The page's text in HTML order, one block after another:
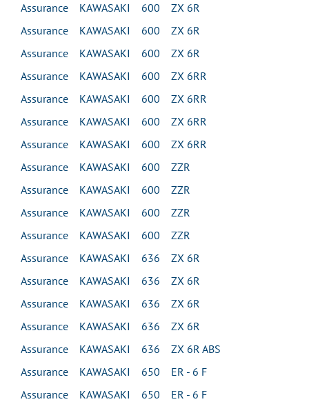
Assurance KAWASAKI 600 ZX 6R
Assurance KAWASAKI 600 ZX 6R
Assurance KAWASAKI 600 ZX 6R
Assurance KAWASAKI 600 ZX 6RR
Assurance KAWASAKI 600 ZX 6RR
Assurance KAWASAKI 600 ZX 6RR
Assurance KAWASAKI 600 ZX 6RR
Assurance KAWASAKI 600 ZZR
Assurance KAWASAKI 600 ZZR
Assurance KAWASAKI 600 ZZR
Assurance KAWASAKI 600 ZZR
Assurance KAWASAKI 636 ZX 6R
Assurance KAWASAKI 636 ZX 6R
Assurance KAWASAKI 636 ZX 6R
Assurance KAWASAKI 636 ZX 6R
Assurance KAWASAKI 636 ZX 6R ABS
Assurance KAWASAKI 650 ER - 6 F
Assurance KAWASAKI 650 ER - 6 F